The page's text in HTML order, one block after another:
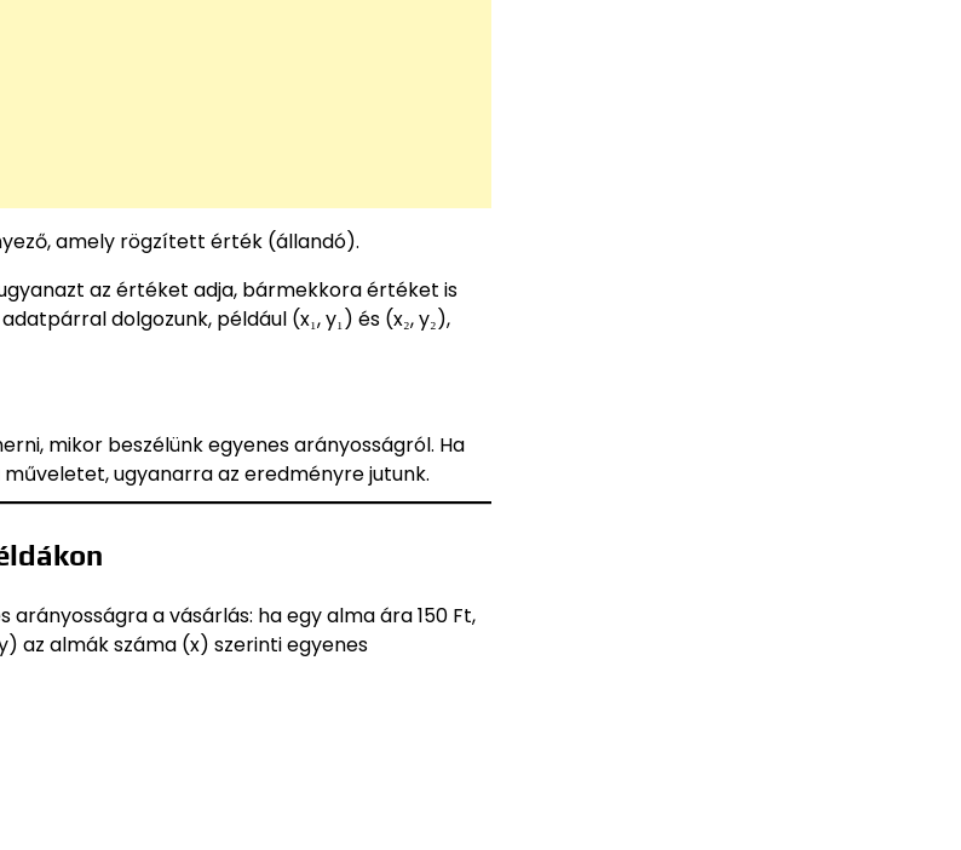
amely rögzített érték (állandó).
az értéket adja, bármekkora értéket is
dolgozunk, például (x₁, y₁) és (x₂, y₂),
mikor beszélünk egyenes arányosságról. Ha
ugyanarra az eredményre jutunk.
a vásárlás: ha egy alma ára 150 Ft,
az almák száma (x) szerinti egyenes